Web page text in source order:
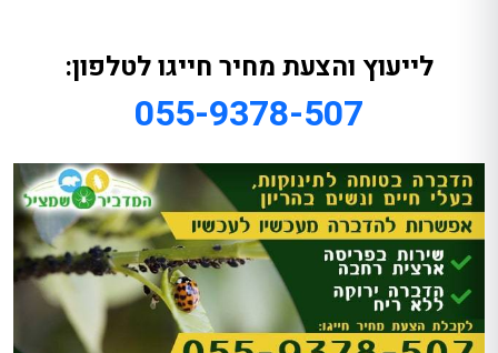
לייעוץ והצעת מחיר חייגו לטלפון:
055-9378-507